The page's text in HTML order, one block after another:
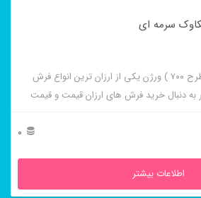
سرمه ای
فرش ماشینی ۵۰۰ شانه ( طرح ۷۰۰ ) ورژن یکی از ارزان ترین انواع فرش
دنبال خرید فرش های ارزان قیمت و قیمت
ترین و پر فروش ترین این طرح ها می باشد . 0
اطلاعات بیشتر